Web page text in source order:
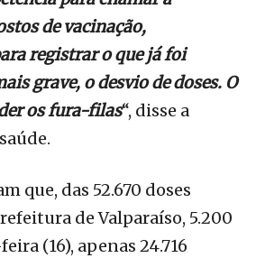
de vacinação,
registrar o que já foi
grave, o desvio de doses. O
os fura-filas“, disse a
que, das 52.670 doses
de Valparaíso, 5.200
(16), apenas 24.716